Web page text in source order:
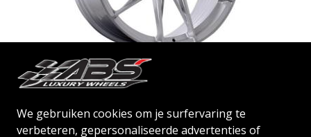
We gebruiken cookies om je surfervaring te
verbeteren, gepersonaliseerde advertenties of
door ABS Wheels.
ABS F35
SIL-B
20"